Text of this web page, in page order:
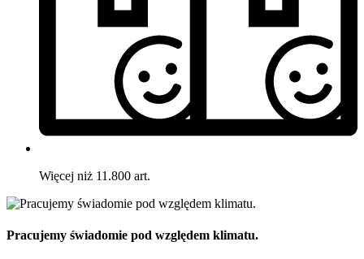
Więcej niż 11.800 art.
Pracujemy świadomie pod względem klimatu.